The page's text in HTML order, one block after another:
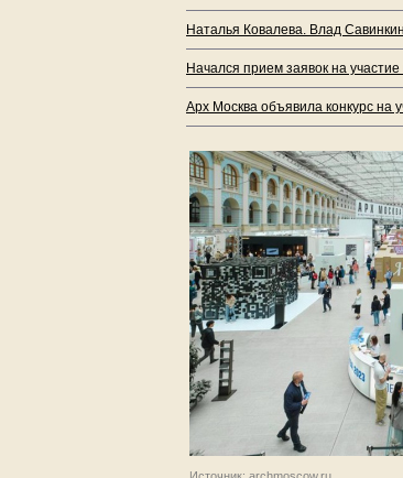
Наталья Ковалева. Влад
Начался прием заявок на
Арх Москва объявила конкурс на